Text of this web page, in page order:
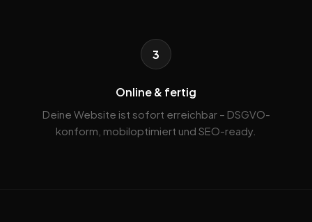
3
Online & fertig
Deine Website ist sofort erreichbar – DSGVO-
konform, mobiloptimiert und SEO-ready.